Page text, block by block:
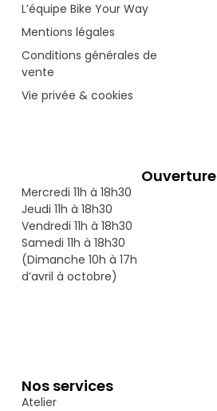
Ouverture
Mercredi 11h à 18h30
Jeudi 11h à 18h30
Vendredi 11h à 18h30
Samedi 11h à 18h30
(Dimanche 10h à 17h
d’avril à octobre)
Nos services
Atelier
L’équipe Bike Your Way
Mentions légales
Conditions générales de
vente
Vie privée & cookies